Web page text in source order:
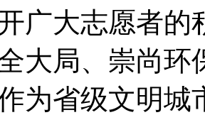
广大志愿者
大局、崇尚环
为省级文明